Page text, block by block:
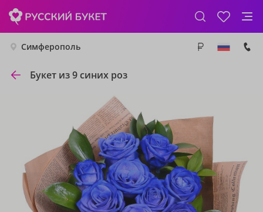
Симферополь
Букет из 9 синих роз